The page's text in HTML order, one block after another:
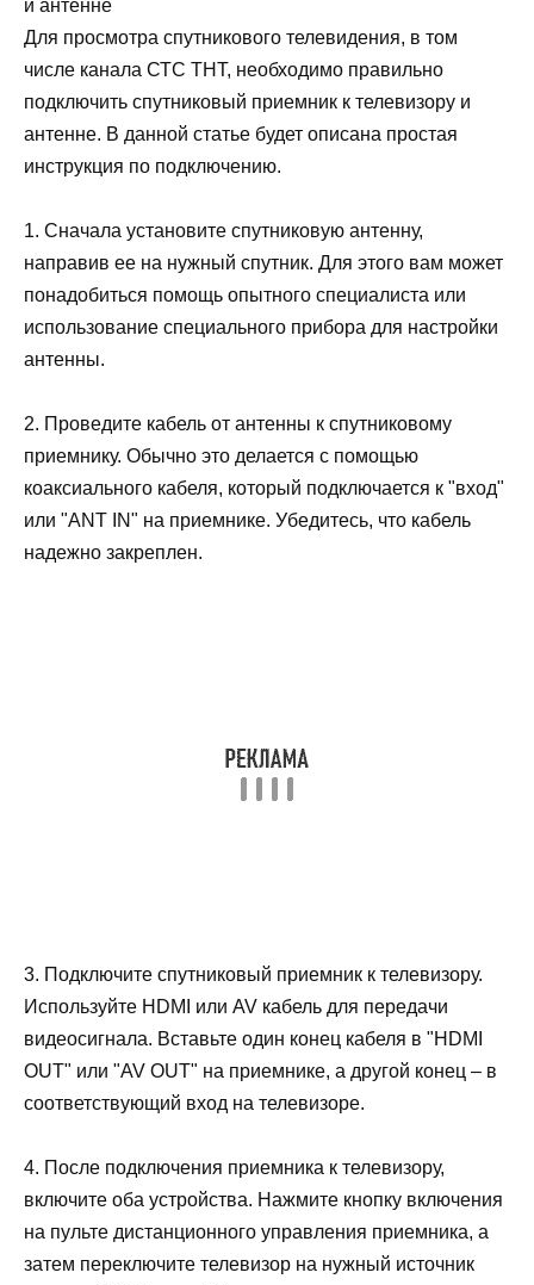
Для просмотра спутникового телевидения, в том
числе канала СТС ТНТ, необходимо правильно
подключить спутниковый приемник к телевизору и
антенне. В данной статье будет описана простая
инструкция по подключению.
1. Сначала установите спутниковую антенну,
направив ее на нужный спутник. Для этого вам может
понадобиться помощь опытного специалиста или
использование специального прибора для настройки
антенны.
2. Проведите кабель от антенны к спутниковому
приемнику. Обычно это делается с помощью
коаксиального кабеля, который подключается к "вход"
или "ANT IN" на приемнике. Убедитесь, что кабель
надежно закреплен.
3. Подключите спутниковый приемник к телевизору.
Используйте HDMI или AV кабель для передачи
видеосигнала. Вставьте один конец кабеля в "HDMI
OUT" или "AV OUT" на приемнике, а другой конец – в
соответствующий вход на телевизоре.
4. После подключения приемника к телевизору,
включите оба устройства. Нажмите кнопку включения
на пульте дистанционного управления приемника, а
затем переключите телевизор на нужный источник